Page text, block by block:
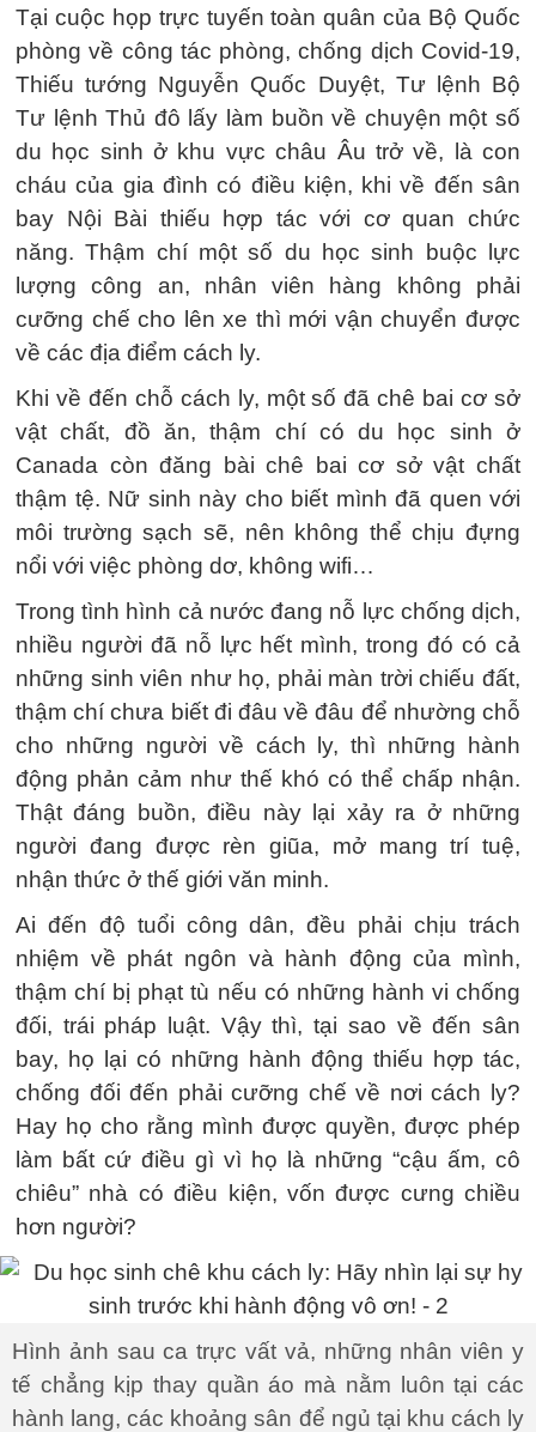
Tại cuộc họp trực tuyến toàn quân của Bộ Quốc
phòng về công tác phòng, chống dịch Covid-19,
Thiếu tướng Nguyễn Quốc Duyệt, Tư lệnh Bộ
Tư lệnh Thủ đô lấy làm buồn về chuyện một số
du học sinh ở khu vực châu Âu trở về, là con
cháu của gia đình có điều kiện, khi về đến sân
bay Nội Bài thiếu hợp tác với cơ quan chức
năng. Thậm chí một số du học sinh buộc lực
lượng công an, nhân viên hàng không phải
cưỡng chế cho lên xe thì mới vận chuyển được
về các địa điểm cách ly.
Khi về đến chỗ cách ly, một số đã chê bai cơ sở
vật chất, đồ ăn, thậm chí có du học sinh ở
Canada còn đăng bài chê bai cơ sở vật chất
thậm tệ. Nữ sinh này cho biết mình đã quen với
môi trường sạch sẽ, nên không thể chịu đựng
nổi với việc phòng dơ, không wifi…
Trong tình hình cả nước đang nỗ lực chống dịch,
nhiều người đã nỗ lực hết mình, trong đó có cả
những sinh viên như họ, phải màn trời chiếu đất,
thậm chí chưa biết đi đâu về đâu để nhường chỗ
cho những người về cách ly, thì những hành
động phản cảm như thế khó có thể chấp nhận.
Thật đáng buồn, điều này lại xảy ra ở những
người đang được rèn giũa, mở mang trí tuệ,
nhận thức ở thế giới văn minh.
Ai đến độ tuổi công dân, đều phải chịu trách
nhiệm về phát ngôn và hành động của mình,
thậm chí bị phạt tù nếu có những hành vi chống
đối, trái pháp luật. Vậy thì, tại sao về đến sân
bay, họ lại có những hành động thiếu hợp tác,
chống đối đến phải cưỡng chế về nơi cách ly?
Hay họ cho rằng mình được quyền, được phép
làm bất cứ điều gì vì họ là những “cậu ấm, cô
chiêu” nhà có điều kiện, vốn được cưng chiều
hơn người?
Hình ảnh sau ca trực vất vả, những nhân viên y
tế chẳng kịp thay quần áo mà nằm luôn tại các
hành lang, các khoảng sân để ngủ tại khu cách ly